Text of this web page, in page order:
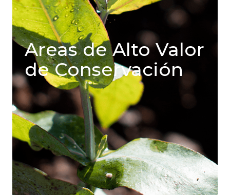
Areas de Alto Valor
de Conservación